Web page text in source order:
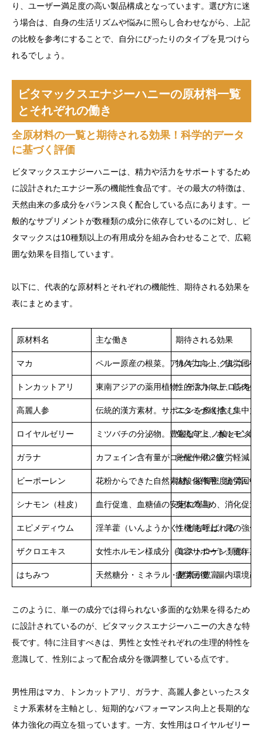
り、ユーザー満足度の高い製品構成となっています。選び方に迷
う場合は、自身の生活リズムや悩みに照らし合わせながら、上記
の比較を参考にすることで、自分にぴったりのタイプを見つけら
れるでしょう。
ビタマックスエナジーハニーの原材料一覧
とそれぞれの働き
全原材料の一覧と期待される効果！科学的データ
に基づく評価
ビタマックスエナジーハニーは、精力や活力をサポートするため
に設計されたエナジー系の機能性食品です。その最大の特徴は、
天然由来の多成分をバランス良く配合している点にあります。一
般的なサプリメントが数種類の成分に依存しているのに対し、ビ
タマックスは10種類以上の有用成分を組み合わせることで、広範
囲な効果を目指しています。
以下に、代表的な原材料とそれぞれの機能性、期待される効果を
表にまとめます。
原材料名 主な働き 期待される効果
マカ ペルー原産の根菜。アルギニン・グルコシノ
持久力向上、疲労回復
トンカットアリ 東南アジアの薬用植物。テストステロンを補
性的活力向上、筋肉量
高麗人参 伝統的漢方素材。サポニンを多く含む
スタミナ維持、集中力
ロイヤルゼリー ミツバチの分泌物。豊富なアミノ酸とビタミ
免疫向上、ホルモン調
ガラナ カフェイン含有量がコーヒーの2倍
覚醒作用、疲労軽減、
ビーポーレン 花粉からできた自然素材。栄養密度が高い
抗酸化作用、疲労回復
シナモン（桂皮） 血行促進、血糖値の安定に寄与身体の温め、消化促進
エピメディウム 淫羊藿（いんようかく）とも呼ばれる
性機能向上、骨の強化
ザクロエキス 女性ホルモン様成分（エストロゲン類似）含
美容サポート、更年期
はちみつ 天然糖分・ミネラル・酵素が豊富
疲労回復、腸内環境改
このように、単一の成分では得られない多面的な効果を得るため
に設計されているのが、ビタマックスエナジーハニーの大きな特
長です。特に注目すべきは、男性と女性それぞれの生理的特性を
意識して、性別によって配合成分を微調整している点です。
男性用はマカ、トンカットアリ、ガラナ、高麗人参といったスタ
ミナ系素材を主軸とし、短期的なパフォーマンス向上と長期的な
体力強化の両立を狙っています。一方、女性用はロイヤルゼリー